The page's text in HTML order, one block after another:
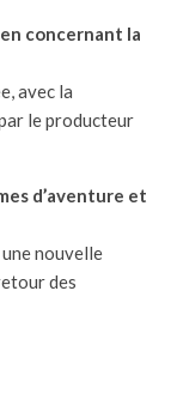
concernant la
avec la
le producteur
d’aventure et
nouvelle
des